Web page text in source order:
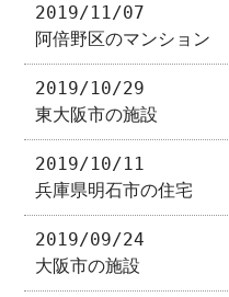
2019/11/07
阿倍野区のマンション
2019/10/29
東大阪市の施設
2019/10/11
兵庫県明石市の住宅
2019/09/24
大阪市の施設